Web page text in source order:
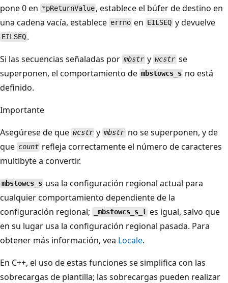
pone 0 en *pReturnValue , establece el búfer de destino en
una cadena vacía, establece errno en EILSEQ y devuelve
EILSEQ .
Si las secuencias señaladas por mbstr ywcstrse
superponen, el comportamiento de mbstowcs_s no está
definido.
Importante
Asegúrese de que wcstr ymbstrno se superponen, y de
que count refleja correctamente el número de caracteres
multibyte a convertir.
mbstowcs_s usa la configuración regional actual para
cualquier comportamiento dependiente de la
configuración regional;
_mbstowcs_s_l es igual, salvo que
en su lugar usa la configuración regional pasada. Para
obtener más información, vea Locale.
En C++, el uso de estas funciones se simplifica con las
sobrecargas de plantilla; las sobrecargas pueden realizar